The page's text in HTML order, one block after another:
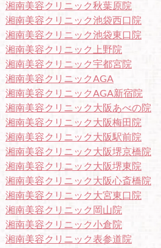
湘南美容クリニック秋葉原院
湘南美容クリニック池袋西口院
湘南美容クリニック池袋東口院
湘南美容クリニック上野院
湘南美容クリニック宇都宮院
湘南美容クリニックAGA
湘南美容クリニックAGA新宿院
湘南美容クリニック大阪あべの院
湘南美容クリニック大阪梅田院
湘南美容クリニック大阪駅前院
湘南美容クリニック大阪堺京橋院
湘南美容クリニック大阪堺東院
湘南美容クリニック大阪心斎橋院
湘南美容クリニック大宮東口院
湘南美容クリニック岡山院
湘南美容クリニック小倉院
湘南美容クリニック表参道院